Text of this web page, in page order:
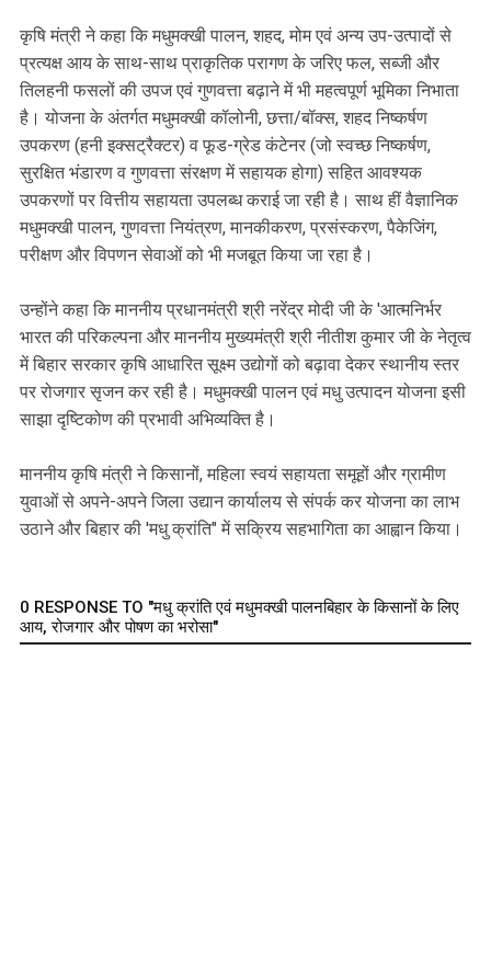
कृषि मंत्री ने कहा कि मधुमक्खी पालन, शहद, मोम एवं अन्य उप-उत्पादों से
प्रत्यक्ष आय के साथ-साथ प्राकृतिक परागण के जरिए फल, सब्जी और
तिलहनी फसलों की उपज एवं गुणवत्ता बढ़ाने में भी महत्वपूर्ण भूमिका निभाता
है। योजना के अंतर्गत मधुमक्खी कॉलोनी, छत्ता/बॉक्स, शहद निष्कर्षण
उपकरण (हनी इक्सट्रैक्टर) व फूड-ग्रेड कंटेनर (जो स्वच्छ निष्कर्षण,
सुरक्षित भंडारण व गुणवत्ता संरक्षण में सहायक होगा) सहित आवश्यक
उपकरणों पर वित्तीय सहायता उपलब्ध कराई जा रही है। साथ हीं वैज्ञानिक
मधुमक्खी पालन, गुणवत्ता नियंत्रण, मानकीकरण, प्रसंस्करण, पैकेजिंग,
परीक्षण और विपणन सेवाओं को भी मजबूत किया जा रहा है।
उन्होंने कहा कि माननीय प्रधानमंत्री श्री नरेंद्र मोदी जी के 'आत्मनिर्भर
भारत की परिकल्पना और माननीय मुख्यमंत्री श्री नीतीश कुमार जी के नेतृत्व
में बिहार सरकार कृषि आधारित सूक्ष्म उद्योगों को बढ़ावा देकर स्थानीय स्तर
पर रोजगार सृजन कर रही है। मधुमक्खी पालन एवं मधु उत्पादन योजना इसी
साझा दृष्टिकोण की प्रभावी अभिव्यक्ति है।
माननीय कृषि मंत्री ने किसानों, महिला स्वयं सहायता समूहों और ग्रामीण
युवाओं से अपने-अपने जिला उद्यान कार्यालय से संपर्क कर योजना का लाभ
उठाने और बिहार की 'मधु क्रांति" में सक्रिय सहभागिता का आह्वान किया।
0 RESPONSE TO "मधु क्रांति एवं मधुमक्खी पालनबिहार के किसानों के लिए
आय, रोजगार और पोषण का भरोसा"